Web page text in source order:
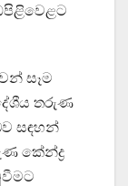
සෑම
තරුණ
සඳහන්
කේන්ද්‍ර